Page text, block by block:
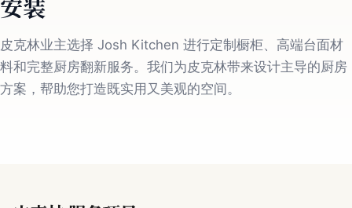
安装
皮克林业主选择 Josh Kitchen 进行定制橱柜、高端台面材
料和完整厨房翻新服务。我们为皮克林带来设计主导的厨房
方案，帮助您打造既实用又美观的空间。